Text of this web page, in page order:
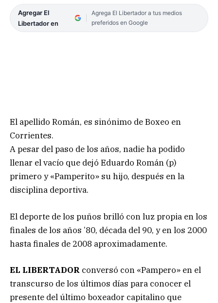
Agregar El
Libertador en
Agrega El Libertador a tus medios
preferidos en Google
El apellido Román, es sinónimo de Boxeo en
Corrientes.
A pesar del paso de los años, nadie ha podido
llenar el vacío que dejó Eduardo Román (p)
primero y «Pamperito» su hijo, después en la
disciplina deportiva.
El deporte de los puños brilló con luz propia en los
finales de los años ’80, década del 90, y en los 2000
hasta finales de 2008 aproximadamente.
EL LIBERTADOR conversó con «Pampero» en el
transcurso de los últimos días para conocer el
presente del último boxeador capitalino que